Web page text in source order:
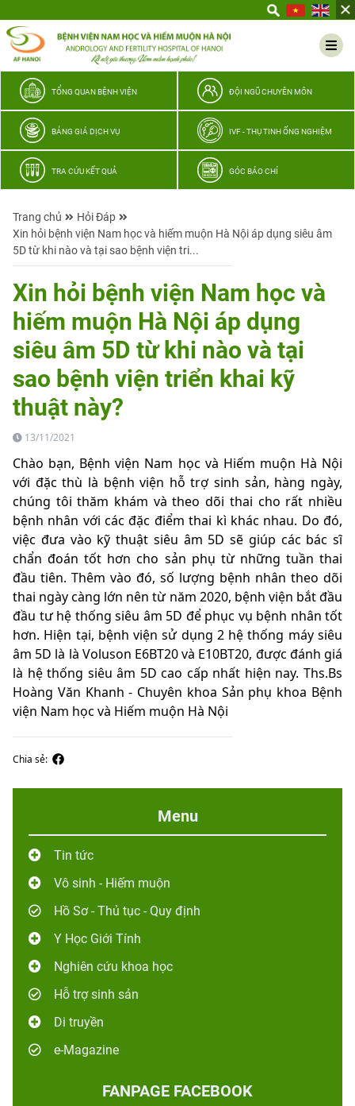
thương
TỔNG QUAN BỆNH VIỆN ĐỘI NGŨ CHUYÊN MÔN
BẢNG GIÁ DỊCH VỤ IVF - THỤ TINH ỐNG NGHIỆM
TRA CỨU KẾT QUẢ GÓC BÁO CHÍ
Trang chủ
Hỏi Đáp
Xin hỏi bệnh viện Nam học và hiếm muộn Hà Nội áp dụng siêu âm
5D từ khi nào và tại sao bệnh viện tri...
Xin hỏi bệnh viện Nam học và
hiếm muộn Hà Nội áp dụng
siêu âm 5D từ khi nào và tại
sao bệnh viện triển khai kỹ
thuật này?
13/11/2021
Chào bạn, Bệnh viện Nam học và Hiếm muộn Hà Nội
với đặc thù là bệnh viện hỗ trợ sinh sản, hàng ngày,
chúng tôi thăm khám và theo dõi thai cho rất nhiều
bệnh nhân với các đặc điểm thai kì khác nhau. Do đó,
việc đưa vào kỹ thuật siêu âm 5D sẽ giúp các bác sĩ
chẩn đoán tốt hơn cho sản phụ từ những tuần thai
đầu tiên. Thêm vào đó, số lượng bệnh nhân theo dõi
thai ngày càng lớn nên từ năm 2020, bệnh viện bắt đầu
đầu tư hệ thống siêu âm 5D để phục vụ bệnh nhân tốt
hơn. Hiện tại, bệnh viện sử dụng 2 hệ thống máy siêu
âm 5D là là Voluson E6BT20 và E10BT20, được đánh giá
là hệ thống siêu âm 5D cao cấp nhất hiện nay. Ths.Bs
Hoàng Văn Khanh - Chuyên khoa Sản phụ khoa Bệnh
viện Nam học và Hiếm muộn Hà Nội
Chia sẻ:
Menu
Tin tức
Vô sinh - Hiếm muộn
Hồ Sơ - Thủ tục - Quy định
Y Học Giới Tính
Nghiên cứu khoa học
Hỗ trợ sinh sản
Di truyền
e-Magazine
FANPAGE FACEBOOK